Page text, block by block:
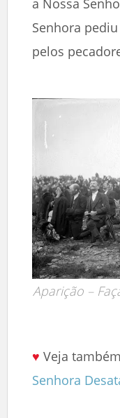
Senhora
pelos
Aparição –
♥ Veja
Senhora